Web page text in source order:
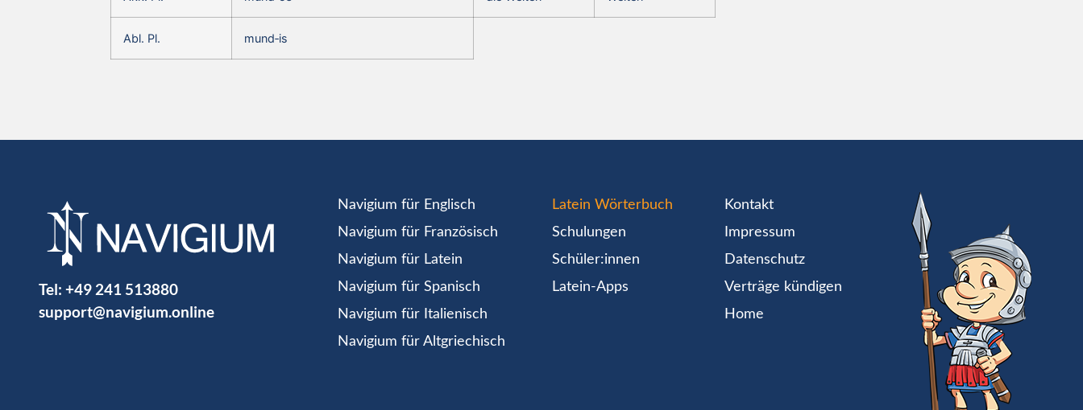
Abl. Pl. mund‑is
Tel: +49 241 513880
support@navigium.online
Navigium für Englisch
Navigium für Französisch
Navigium für Latein
Navigium für Spanisch
Navigium für Italienisch
Navigium für Altgriechisch
Latein Wörterbuch
Schulungen
Schüler:innen
Latein-Apps
Kontakt
Impressum
Datenschutz
Verträge kündigen
Home